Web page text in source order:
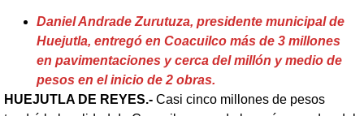
Daniel Andrade Zurutuza, presidente municipal de
Huejutla, entregó en Coacuilco más de 3 millones
en pavimentaciones y cerca del millón y medio de
pesos en el inicio de 2 obras.
HUEJUTLA DE REYES.- Casi cinco millones de pesos